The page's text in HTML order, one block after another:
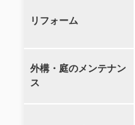
リフォーム
外構・庭のメンテナン
ス